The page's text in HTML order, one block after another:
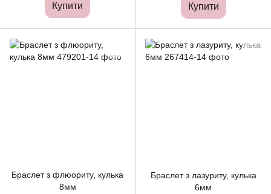
Купити Купити
Браслет з флюориту, кулька
8мм
Браслет з лазуриту, кулька
6мм